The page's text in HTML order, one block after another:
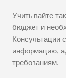
Учитывайте
бюджет и
Консультации
информацию,
требованиям.